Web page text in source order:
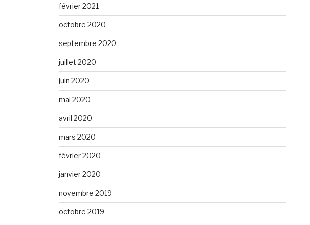
février 2021
octobre 2020
septembre 2020
juillet 2020
juin 2020
mai 2020
avril 2020
mars 2020
février 2020
janvier 2020
novembre 2019
octobre 2019